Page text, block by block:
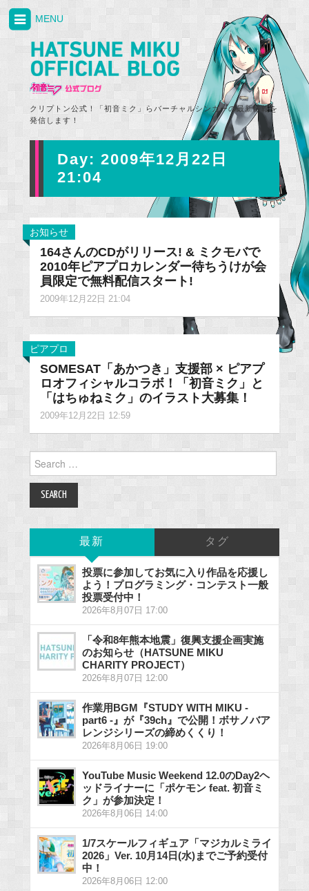
クリプトン公式！「初音ミク」らバーチャルシンガーの最新情報を
発信します！
MENU
Day: 2009年12月22日
21:04
お知らせ
164さんのCDがリリース! & ミクモバで
2010年ピアプロカレンダー待ちうけが会
員限定で無料配信スタート!
2009年12月22日 21:04
ピアプロ
SOMESAT「あかつき」支援部 × ピアプ
ロオフィシャルコラボ！「初音ミク」と
「はちゅねミク」のイラスト大募集！
2009年12月22日 12:59
Search
for:
最新 タグ
投票に参加してお気に入り作品を応援し
よう！プログラミング・コンテスト一般
投票受付中！
2026年8月07日 17:00
「令和8年熊本地震」復興支援企画実施
のお知らせ（HATSUNE MIKU
CHARITY PROJECT）
2026年8月07日 12:00
作業用BGM『STUDY WITH MIKU -
part6 -』が『39ch』で公開！ボサノバア
レンジシリーズの締めくくり！
2026年8月06日 19:00
YouTube Music Weekend 12.0のDay2ヘ
ッドライナーに「ポケモン feat. 初音ミ
ク」が参加決定！
2026年8月06日 14:00
1/7スケールフィギュア「マジカルミライ
2026」Ver. 10月14日(水)までご予約受付
中！
2026年8月06日 12:00